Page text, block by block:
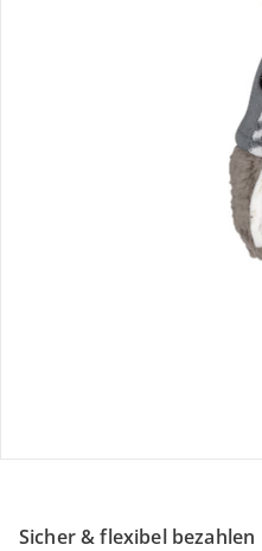
Retoure & Reklamation
Gutscheine & Aktionen
Sicher & flexibel bezahlen